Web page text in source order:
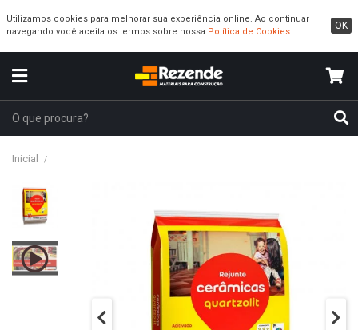
OK
Utilizamos cookies para melhorar sua experiência online. Ao continuar
navegando você aceita os termos sobre nossa Política de Cookies.
Inicial